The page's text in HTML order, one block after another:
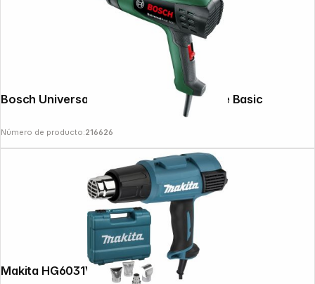
Bosch UniversalHeat 600 Heißluftpistole Basic
Número de producto:216626
Makita HG6031VK Heat Gun